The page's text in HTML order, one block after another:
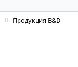
Продукция B&D